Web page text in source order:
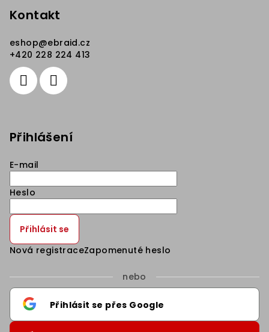
Kontakt
eshop@ebraid.cz
+420 228 224 413
Přihlášení
E-mail
Heslo
Přihlásit se
Nová registraceZapomenuté heslo
nebo
Přihlásit se přes Google